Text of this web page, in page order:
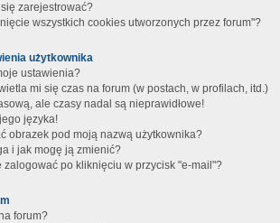
zarejestrować?
wszystkich cookies utworzonych przez forum"?
użytkownika
ustawienia?
mi się czas na forum (w postach, w profilach, itd.)
ale czasy nadal są nieprawidłowe!
języka!
obrazek pod moją nazwą użytkownika?
i jak mogę ją zmienić?
zalogować po kliknięciu w przycisk "e-mail"?
forum?